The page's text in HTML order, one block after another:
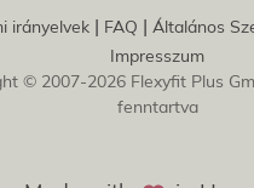
Zuse-Platz 8
irányelvek| FAQ | Általános
Impresszum
© 2007-2026 Flexyfit Plus
fenntartva